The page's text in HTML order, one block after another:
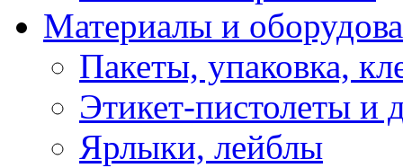
Материалы и
Пакеты, упаковка,
Этикет-пистолеты и
Ярлыки, лейблы